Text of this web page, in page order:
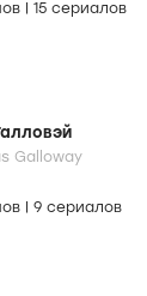
15 сериалов
Galloway
9 сериалов